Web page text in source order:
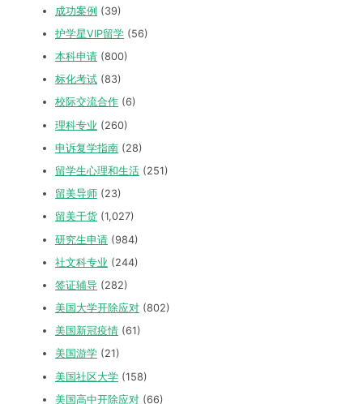
成功案例 (39)
护学星VIP留学 (56)
本科申请 (800)
标化考试 (83)
校际交流合作 (6)
理科专业 (260)
申诉复学指南 (28)
留学生心理和生活 (251)
留美导师 (23)
留美干货 (1,027)
研究生申请 (984)
社文科专业 (244)
签证辅导 (282)
美国大学开除应对 (802)
美国新冠疫情 (61)
美国游学 (21)
美国社区大学 (158)
美国高中开除应对 (66)